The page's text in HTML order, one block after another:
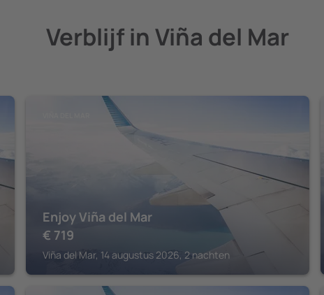
Verblijf in Viña del Mar
Enjoy Viña del Mar
€ 719
Viña del Mar, 14 augustus 2026, 2 nachten